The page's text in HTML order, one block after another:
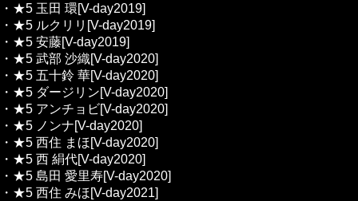
・★5 玉田 環[V-day2019]
・★5 ルクリリ[V-day2019]
・★5 安藤[V-day2019]
・★5 武部 沙織[V-day2020]
・★5 五十鈴 華[V-day2020]
・★5 ダージリン[V-day2020]
・★5 アンチョビ[V-day2020]
・★5 ノンナ[V-day2020]
・★5 西住 まほ[V-day2020]
・★5 西 絹代[V-day2020]
・★5 島田 愛里寿[V-day2020]
・★5 西住 みほ[V-day2021]